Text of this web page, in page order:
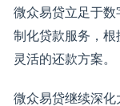
微众易贷立足于
制化贷款服务，
灵活的还款方案。
微众易贷继续深化